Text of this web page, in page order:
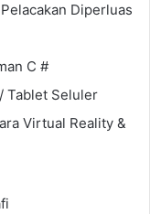
Diperluas
C #
Tablet Seluler
Virtual Reality &